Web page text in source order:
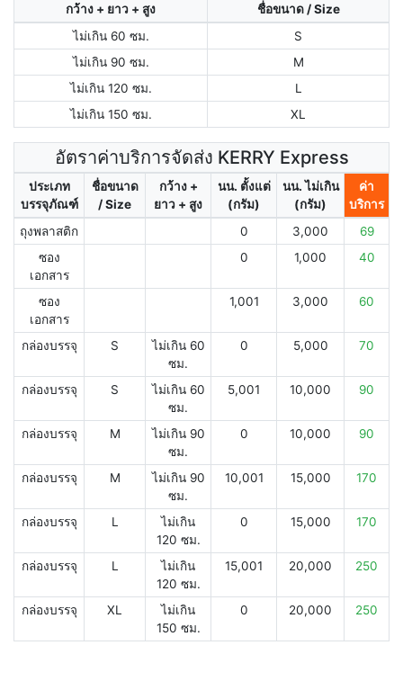
กว้าง + ยาว + สูง
ชื่อขนาด / Size
ไม่เกิน 60 ซม.
S
ไม่เกิน 90 ซม.
M
ไม่เกิน 120 ซม.
L
ไม่เกิน 150 ซม.
XL
อัตราค่าบริการจัดส่ง KERRY Express
ประเภท
บรรจุภัณฑ์
ชื่อขนาด
/ Size
กว้าง +
ยาว + สูง
นน. ตั้งแต่
(กรัม)
นน. ไม่เกิน
(กรัม)
ค่า
บริการ
ถุงพลาสติก
0 3,000
69
ซอง
เอกสาร
0 1,000 40
ซอง
เอกสาร
1,001 3,000 60
กล่องบรรจุ S
ไม่เกิน 60
ซม.
0 5,000 70
กล่องบรรจุ S
ไม่เกิน 60
ซม.
5,001 10,000 90
กล่องบรรจุ M
ไม่เกิน 90
ซม.
0 10,000 90
กล่องบรรจุ M
ไม่เกิน 90
ซม.
10,001 15,000 170
กล่องบรรจุ L
ไม่เกิน
120 ซม.
0 15,000 170
กล่องบรรจุ L
ไม่เกิน
120 ซม.
15,001 20,000 250
กล่องบรรจุ XL
ไม่เกิน
150 ซม.
0 20,000 250